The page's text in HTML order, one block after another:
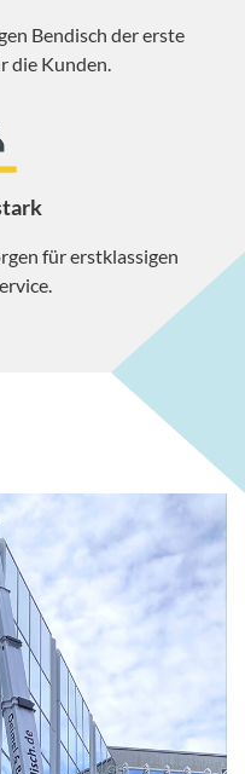
Bendisch der erste
die Kunden.
für erstklassigen